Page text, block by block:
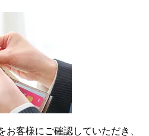
お客様にご確認していただき、